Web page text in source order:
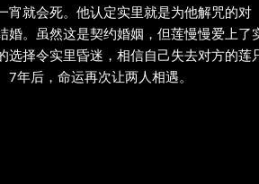
宵就会死。他认定实里就是为他解咒的对
婚。虽然这是契约婚姻，但莲慢慢爱上了
选择令实里昏迷，相信自己失去对方的莲
年后，命运再次让两人相遇。